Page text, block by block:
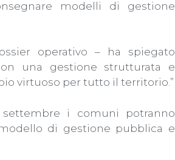
modelli di gestione
operativo – ha spiegato
una gestione strutturata e
virtuoso per tutto il territorio.”
settembre i comuni potranno
di gestione pubblica e